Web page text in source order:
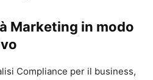
Marketing in modo
Compliance per il business,